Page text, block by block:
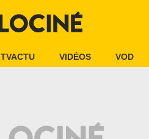
TVACTU VIDÉOS VOD